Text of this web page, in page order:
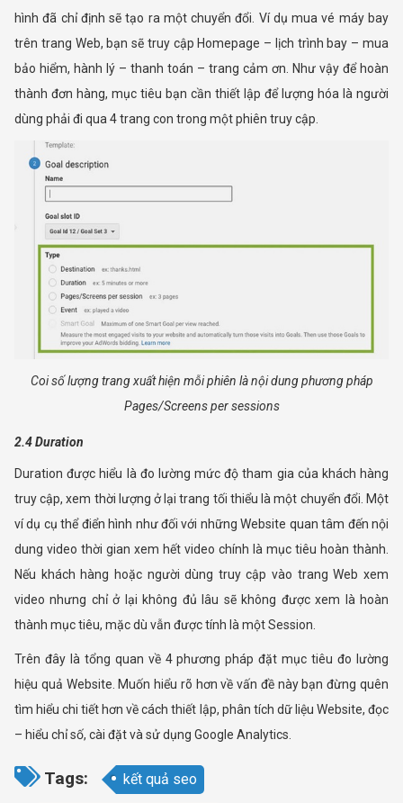
hình đã chỉ định sẽ tạo ra một chuyển đổi. Ví dụ mua vé máy bay
trên trang Web, bạn sẽ truy cập Homepage – lịch trình bay – mua
bảo hiểm, hành lý – thanh toán – trang cảm ơn. Như vậy để hoàn
thành đơn hàng, mục tiêu bạn cần thiết lập để lượng hóa là người
dùng phải đi qua 4 trang con trong một phiên truy cập.
Coi số lượng trang xuất hiện mỗi phiên là nội dung phương pháp
Pages/Screens per sessions
2.4 Duration
Duration được hiểu là đo lường mức độ tham gia của khách hàng
truy cập, xem thời lượng ở lại trang tối thiểu là một chuyển đổi. Một
ví dụ cụ thể điển hình như đối với những Website quan tâm đến nội
dung video thời gian xem hết video chính là mục tiêu hoàn thành.
Nếu khách hàng hoặc người dùng truy cập vào trang Web xem
video nhưng chỉ ở lại không đủ lâu sẽ không được xem là hoàn
thành mục tiêu, mặc dù vẫn được tính là một Session.
Trên đây là tổng quan về 4 phương pháp đặt mục tiêu đo lường
hiệu quả Website. Muốn hiểu rõ hơn về vấn đề này bạn đừng quên
tìm hiểu chi tiết hơn về cách thiết lập, phân tích dữ liệu Website, đọc
– hiểu chỉ số, cài đặt và sử dụng Google Analytics.
Tags: kết quả seo